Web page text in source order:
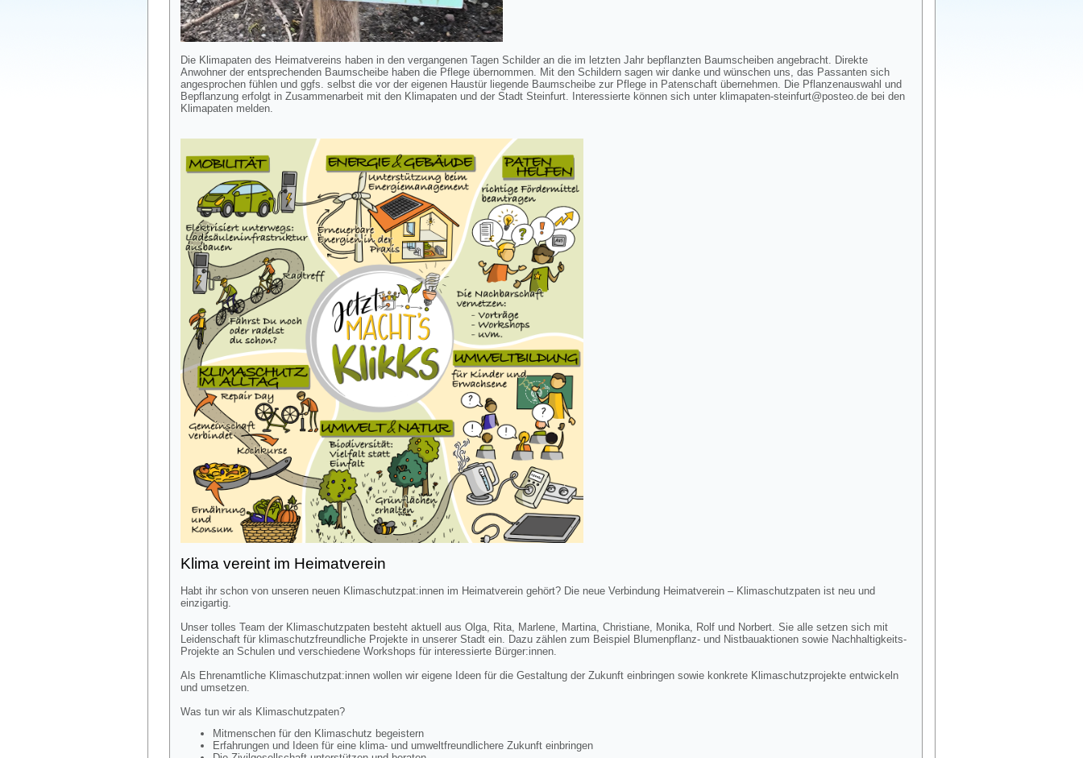
Die Klimapaten des Heimatvereins haben in den vergangenen Tagen Schilder an die im letzten Jahr bepflanzten Baumscheiben angebracht. Direkte
Anwohner der entsprechenden Baumscheibe haben die Pflege übernommen. Mit den Schildern sagen wir danke und wünschen uns, das Passanten sich
angesprochen fühlen und ggfs. selbst die vor der eigenen Haustür liegende Baumscheibe zur Pflege in Patenschaft übernehmen. Die Pflanzenauswahl und
Bepflanzung erfolgt in Zusammenarbeit mit den Klimapaten und der Stadt Steinfurt. Interessierte können sich unter klimapaten-steinfurt@posteo.de bei den
Klimapaten melden.
Klima vereint im Heimatverein
Habt ihr schon von unseren neuen Klimaschutzpat:innen im Heimatverein gehört? Die neue Verbindung Heimatverein – Klimaschutzpaten ist neu und
einzigartig.
Unser tolles Team der Klimaschutzpaten besteht aktuell aus Olga, Rita, Marlene, Martina, Christiane, Monika, Rolf und Norbert. Sie alle setzen sich mit
Leidenschaft für klimaschutzfreundliche Projekte in unserer Stadt ein. Dazu zählen zum Beispiel Blumenpflanz- und Nistbauaktionen sowie Nachhaltigkeits-
Projekte an Schulen und verschiedene Workshops für interessierte Bürger:innen.
Als Ehrenamtliche Klimaschutzpat:innen wollen wir eigene Ideen für die Gestaltung der Zukunft einbringen sowie konkrete Klimaschutzprojekte entwickeln
und umsetzen.
Was tun wir als Klimaschutzpaten?
Mitmenschen für den Klimaschutz begeistern
Erfahrungen und Ideen für eine klima- und umweltfreundlichere Zukunft einbringen